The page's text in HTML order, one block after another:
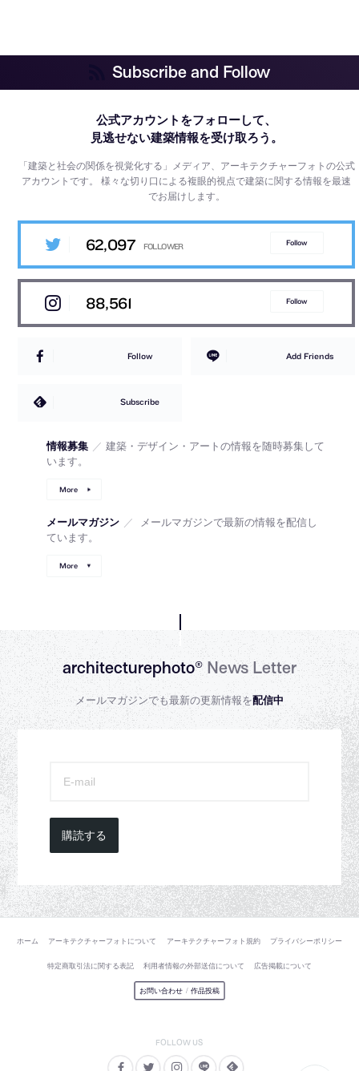
Subscribe and Follow
公式アカウントをフォローして、
見逃せない建築情報を受け取ろう。
「建築と社会の関係を視覚化する」メディア、アーキテクチャーフォトの公式
アカウントです。様々な切り口による複眼的視点で建築に関する情報を最速
でお届けします。
62,097 Follow
88,561 Follow
Follow Add Friends
Subscribe
情報募集 ／ 建築・デザイン・アートの情報を随時募集して
います。
More
メールマガジン ／
メールマガジンで最新の情報を配信し
ています。
More
architecturephoto®News Letter
メールマガジンでも最新の更新情報を配信中
購読する
ホーム アーキテクチャーフォトについて アーキテクチャーフォト規約 プライバシーポリシー
特定商取引法に関する表記 利用者情報の外部送信について 広告掲載について
お問い合わせ / 作品投稿